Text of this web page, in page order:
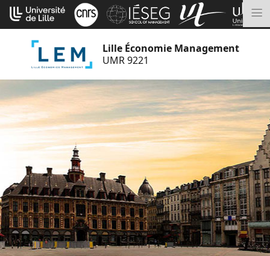
Aller
au
contenu
Lille Économie Management
UMR 9221
Cookies management panel